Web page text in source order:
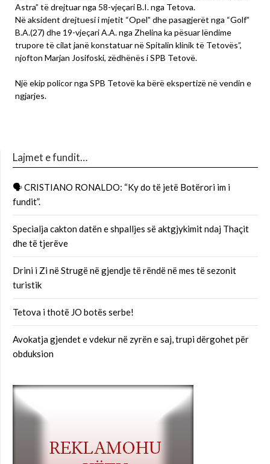
Astra” të drejtuar nga 58-vjeçari B.I. nga Tetova.
Në aksident drejtuesi i mjetit “Opel” dhe pasagjerët nga “Golf”
B.A.(27) dhe 19-vjeçari A.A. nga Zhelina ka pësuar lëndime
trupore të cilat janë konstatuar në Spitalin klinik të Tetovës”,
njofton Marjan Josifoski, zëdhënës i SPB Tetovë.
Një ekip policor nga SPB Tetovë ka bërë ekspertizë në vendin e
ngjarjes.
Lajmet e fundit…
🗣 CRISTIANO RONALDO: “Ky do të jetë Botërori im i
fundit”.
Specialja cakton datën e shpalljes së aktgjykimit ndaj Thaçit
dhe të tjerëve
Drini i Zi në Strugë në gjendje të rëndë në mes të sezonit
turistik
Tetova i thotë JO botës serbe!
Avokatja gjendet e vdekur në zyrën e saj, trupi dërgohet për
obduksion